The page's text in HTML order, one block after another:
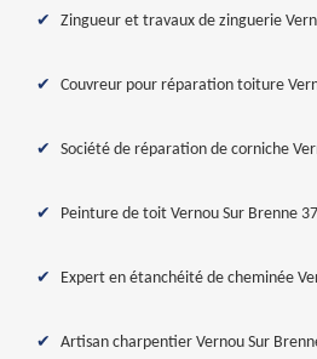
Zingueur et travaux de zinguerie
Couvreur pour réparation toiture
Société de réparation de corniche
Peinture de toit Vernou Sur Brenne
Expert en étanchéité de cheminée
Artisan charpentier Vernou Sur